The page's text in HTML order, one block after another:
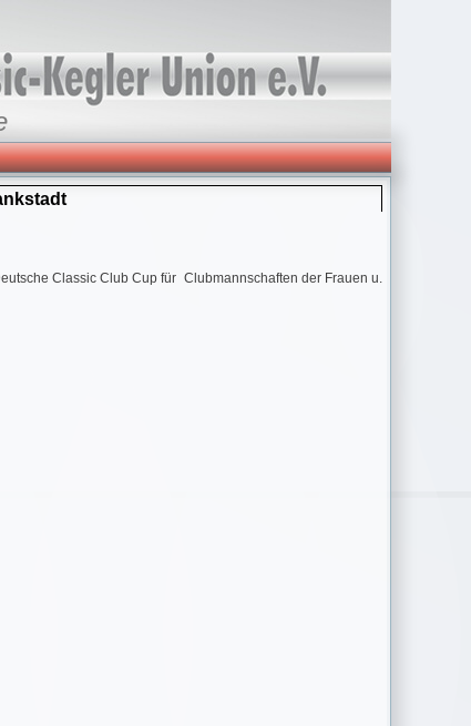
Classic Club Cup für Clubmannschaften der Frauen u.